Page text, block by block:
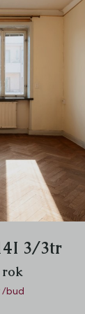
3/3tr
rok
/bud